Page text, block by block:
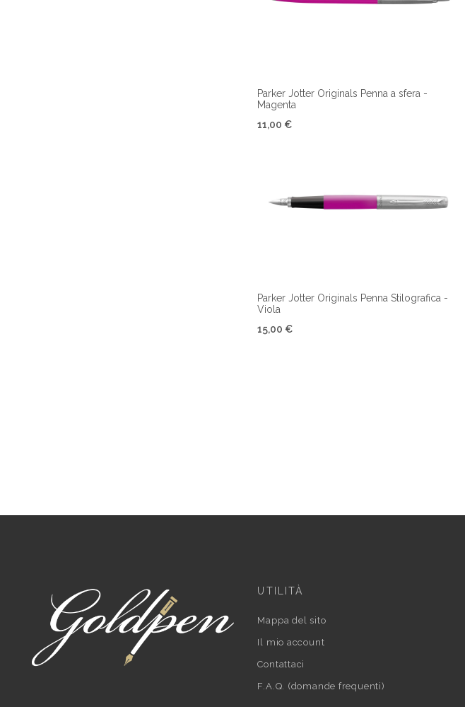
Parker Jotter Originals Penna a sfera -
Magenta
11,00 €
Parker Jotter Originals Penna Stilografica -
Viola
15,00 €
UTILITÀ
Mappa del sito
Il mio account
Contattaci
F.A.Q. (domande frequenti)